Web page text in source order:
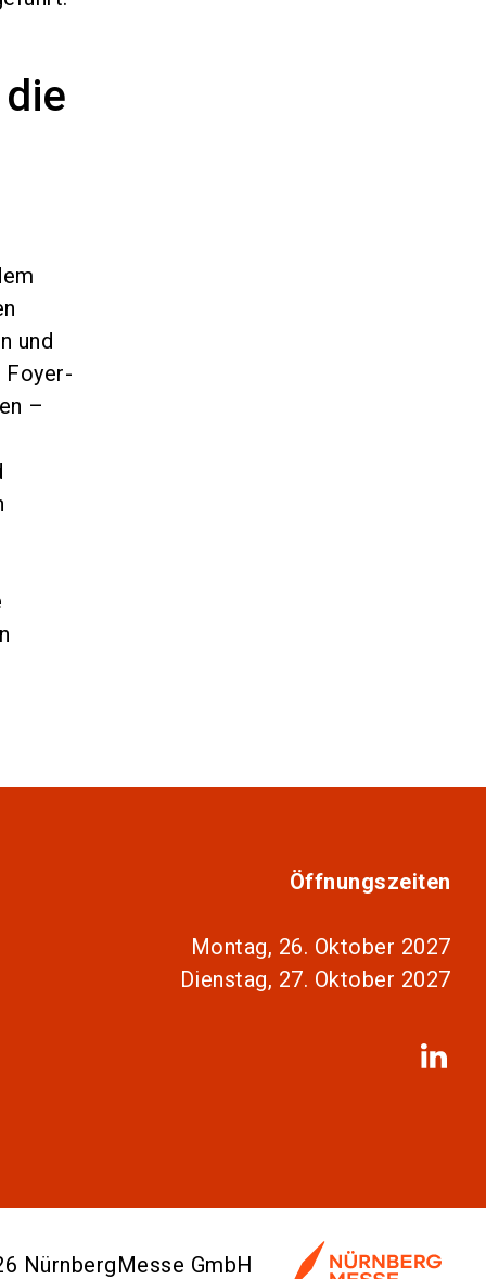
und
Foyer-
–
Öffnungszeiten
Montag, 26. Oktober 2027
Dienstag, 27. Oktober 2027
NürnbergMesse GmbH